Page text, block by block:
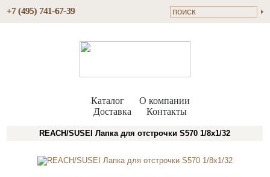
+7 (495) 741-67-39
Каталог
О компании
Доставка
Контакты
REACH/SUSEI Лапка для отстрочки S570 1/8х1/32